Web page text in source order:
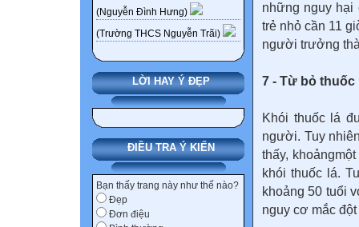
(Nguyễn Đình Hưng)
(Trường THCS Nguyễn Trãi)
LỜI HAY Ý ĐẸP
ĐIỀU TRA Ý KIẾN
Bạn thấy trang này như thế nào?
Đẹp
Đơn điệu
những nguy hại
trẻ nhỏ cần 11
người trưởng
7 - Từ bỏ thuốc
Khói thuốc lá
người. Tuy
thấy,
khói thuốc lá.
khoảng 50 tuổi
nguy cơ mắc